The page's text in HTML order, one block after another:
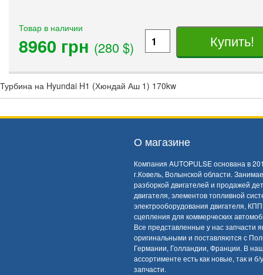
Товар в наличии
8960 грн (280 $) Купить!
Турбина на Hyundai H1 (Хюндай Аш 1) 170kw
О магазине
Компания AUTOPULSE основана в
г.Ковель, Волынской области.
разборкой двигателей и продажей
двигателя, элементов топливной
электрооборудования двигателя,
сцепления для коммерческих
Все представленные у нас запчасти
оригинальными и поставляются с
Германии, Голландии, Франции. В
ассортименте есть как новые, так и б/у
запчасти.